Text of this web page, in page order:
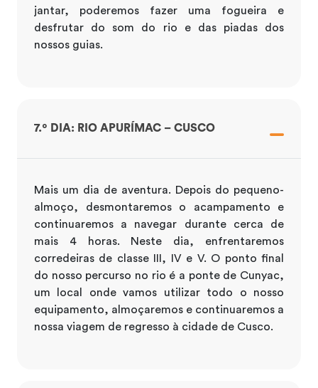
jantar, poderemos fazer uma fogueira e
desfrutar do som do rio e das piadas dos
nossos guias.
7.º DIA: RIO APURÍMAC – CUSCO
Mais um dia de aventura. Depois do pequeno-
almoço, desmontaremos o acampamento e
continuaremos a navegar durante cerca de
mais 4 horas. Neste dia, enfrentaremos
corredeiras de classe III, IV e V. O ponto final
do nosso percurso no rio é a ponte de Cunyac,
um local onde vamos utilizar todo o nosso
equipamento, almoçaremos e continuaremos a
nossa viagem de regresso à cidade de Cusco.